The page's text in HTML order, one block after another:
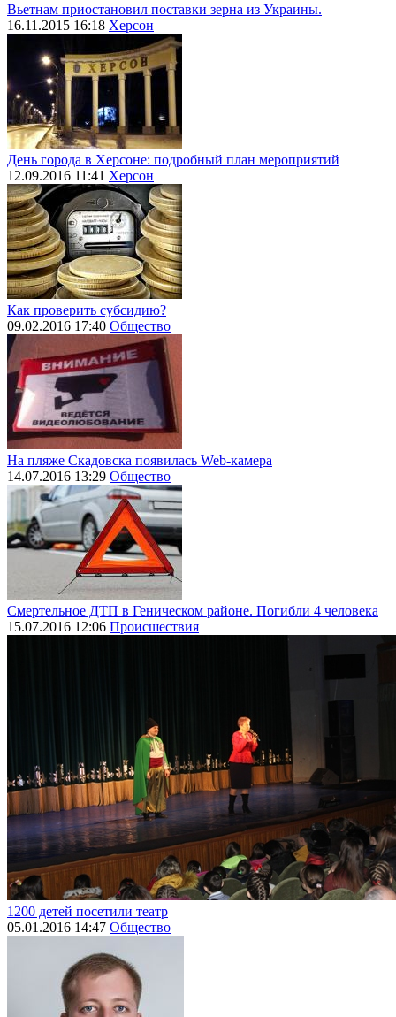
Вьетнам приостановил поставки зерна из Украины.
16.11.2015 16:18 Херсон
День города в Херсоне: подробный план мероприятий
12.09.2016 11:41 Херсон
Как проверить субсидию?
09.02.2016 17:40 Общество
На пляже Скадовска появилась Web-камера
14.07.2016 13:29 Общество
Смертельное ДТП в Геническом районе. Погибли 4 человека
15.07.2016 12:06 Происшествия
1200 детей посетили театр
05.01.2016 14:47 Общество